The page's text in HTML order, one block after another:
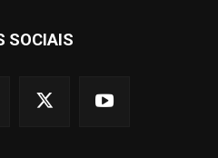
SOCIAIS